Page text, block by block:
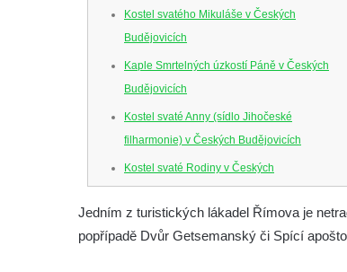
Kostel svatého Mikuláše v Českých
Budějovicích
Kaple Smrtelných úzkostí Páně v Českých
Budějovicích
Kostel svaté Anny (sídlo Jihočeské
filharmonie) v Českých Budějovicích
Kostel svaté Rodiny v Českých
Budějovicích
Kostel Obětování Panny Marie u kláštera
dominikánů v Českých Budějovicích
Jedním z turistických lákadel Římova je
popřípadě Dvůr Getsemanský či Spící